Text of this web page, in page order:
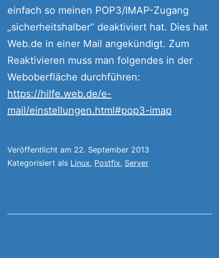
einfach so meinen POP3/IMAP-Zugang
„sicherheitshalber“ deaktiviert hat. Dies hat
Web.de in einer Mail angekündigt. Zum
Reaktivieren muss man folgendes in der
Weboberfläche durchführen:
https://hilfe.web.de/e-
mail/einstellungen.html#pop3-imap
Veröffentlicht am 22. September 2013
Kategorisiert als Linux, Postfix, Server